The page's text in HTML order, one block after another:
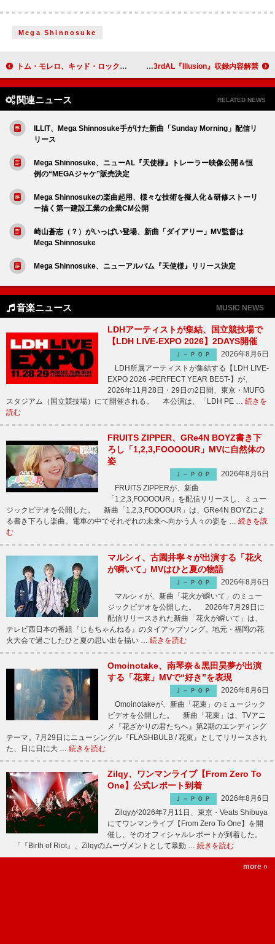
Mega Shinnosuke
トム・モレロ、キッド・ロックの観客の少ないパフォーマンス動画を皮肉る 宮世琉弥、3rdAL『Illusion』収録内容解禁
関連ニュース RELATED NEWS
ILLIT、Mega Shinnosuke手がけた新曲「Sunday Morning」配信リ
リース
Mega Shinnosuke、ニューAL『天使様』トレーラー映像公開＆恒
例の“MEGAジャケ”販売決定
Mega Shinnosukeの楽曲起用、様々な技術を擬人化＆研修ストーリ
ー描く第一建設工業の企業CM公開
崎山蒼志（？）がいっぱい登場、新曲「ダイアリー」MV監督は
Mega Shinnosuke
Mega Shinnosuke、ニューアルバム『天使様』リリース決定
音楽ニュース MUSIC NEWS
LDHアーティストが集結、国立競技場で
【LDH LIVE-EXPO 2026】2DAYS開催
Ｊ－ＰＯＰ
2026年8月6日
LDH所属アーティストが集結する【LDH LIVE-
EXPO 2026 -PERFECT YEAR BEST-】が、
2026年11月28日・29日の2日間、東京・MUFG
スタジアム（国立競技場）にて開催される。 本公演は、「LDH PE … 続きを
読む
FRUITS ZIPPER、GRe4N BOYZ書き下
ろし「1,2,3,FOOOOUR」MVに自然体の
姿
Ｊ－ＰＯＰ
2026年8月6日
FRUITS ZIPPERが、新曲
「1,2,3,FOOOOUR」を配信リリースし、ミュー
ジックビデオを公開した。 新曲「1,2,3,FOOOOUR」は、GRe4N BOYZによ
る書き下ろし楽曲。電車の中でそれぞれの未来へ向かう人々の姿を … 続きを読
む
マルシィ、古園井寧々が出演する「花火
が瞬いて」MVはひと夏の物語
Ｊ－ＰＯＰ
2026年8月6日
マルシィが、新曲「花火が瞬いて」のミュー
ジックビデオを公開した。 2026年7月29日に
配信リリースされた新曲「花火が瞬いて」は、
テレビ西日本の番組『じもちゃんねる』のタイアップソング。地元・福岡の花
火大会で過ごしたひと夏の思い出を描い … 続きを読む
Omoinotake、南琴奈＆黒田昊夢が出演
する「花束」MVで“好き”を表現
Ｊ－ＰＯＰ
2026年8月6日
Omoinotakeが、新曲「花束」のミュージック
ビデオを公開した。 新曲「花束」は、TVアニ
メ『花ざかりの君たちへ』第2期のエンディング
テーマ。7月29日にニューシングル『FLASHBULB / 花束』としてリリースされ
た、日に日に大 … 続きを読む
Zilqy、ワンマンライブ【From Zero To
One】公式レポート到着
Ｊ－ＰＯＰ
2026年8月6日
Zilqyが2026年7月11日、東京・Veats Shibuya
にてワンマンライブ【From Zero To One】を開
催し、そのオフィシャルレポートが到着した。
「『Birth of Riot』、Zilqyのムーヴメントとして暴動 … 続きを読む
more »